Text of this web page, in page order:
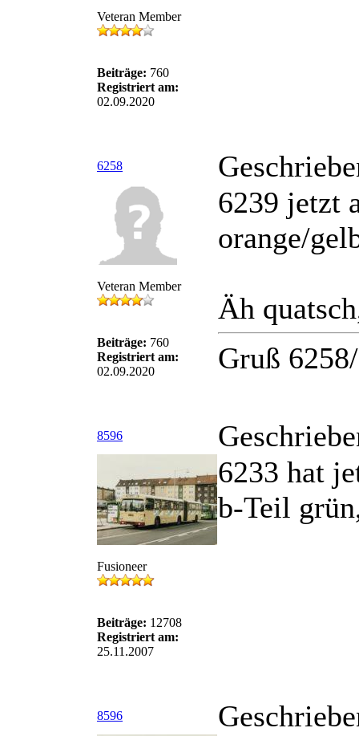
Veteran Member
Beiträge: 760
Registriert am:
02.09.2020
6258
Veteran Member
Beiträge: 760
Registriert am:
02.09.2020
6239 jetzt
orange/
Äh
Gruß
8596
Fusioneer
Beiträge: 12708
Registriert am:
25.11.2007
6233 hat
b-Teil
8596